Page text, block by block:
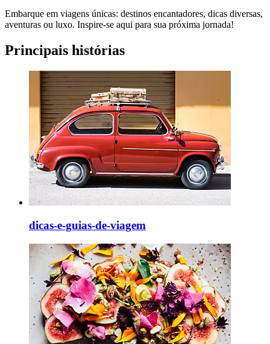
Embarque em viagens únicas: destinos encantadores, dicas diversas,
aventuras ou luxo. Inspire-se aqui para sua próxima jornada!
Principais histórias
dicas-e-guias-de-viagem